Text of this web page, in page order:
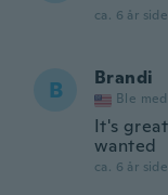
ca. 6 år
B Brandi
Ble
It's
wanted
ca. 6 år